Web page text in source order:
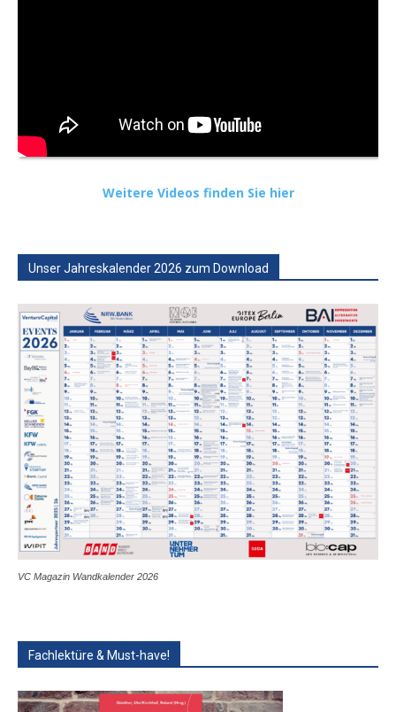
Weitere Videos finden Sie hier
Unser Jahreskalender 2026 zum Download
VC Magazin Wandkalender 2026
Fachlektüre & Must-have!